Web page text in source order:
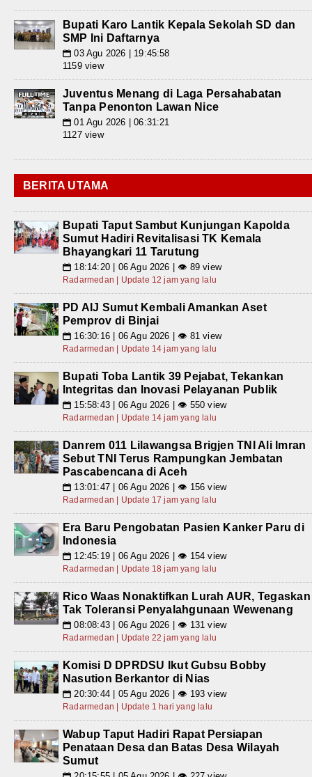
Bupati Karo Lantik Kepala Sekolah SD dan
SMP Ini Daftarnya
📅 03 Agu 2026 | 19:45:58
1159 view
Juventus Menang di Laga Persahabatan
Tanpa Penonton Lawan Nice
📅 01 Agu 2026 | 06:31:21
1127 view
BERITA UTAMA
Bupati Taput Sambut Kunjungan Kapolda
Sumut Hadiri Revitalisasi TK Kemala
Bhayangkari 11 Tarutung
📅 18:14:20 | 06 Agu 2026 | 👁 89 view
Radarmedan | Update 12 jam yang lalu
PD AIJ Sumut Kembali Amankan Aset
Pemprov di Binjai
📅 16:30:16 | 06 Agu 2026 | 👁 81 view
Radarmedan | Update 14 jam yang lalu
Bupati Toba Lantik 39 Pejabat, Tekankan
Integritas dan Inovasi Pelayanan Publik
📅 15:58:43 | 06 Agu 2026 | 👁 550 view
Radarmedan | Update 14 jam yang lalu
Danrem 011 Lilawangsa Brigjen TNI Ali Imran
Sebut TNI Terus Rampungkan Jembatan
Pascabencana di Aceh
📅 13:01:47 | 06 Agu 2026 | 👁 156 view
Radarmedan | Update 17 jam yang lalu
Era Baru Pengobatan Pasien Kanker Paru di
Indonesia
📅 12:45:19 | 06 Agu 2026 | 👁 154 view
Radarmedan | Update 18 jam yang lalu
Rico Waas Nonaktifkan Lurah AUR, Tegaskan
Tak Toleransi Penyalahgunaan Wewenang
📅 08:08:43 | 06 Agu 2026 | 👁 131 view
Radarmedan | Update 22 jam yang lalu
Komisi D DPRDSU Ikut Gubsu Bobby
Nasution Berkantor di Nias
📅 20:30:44 | 05 Agu 2026 | 👁 193 view
Radarmedan | Update 1 hari yang lalu
Wabup Taput Hadiri Rapat Persiapan
Penataan Desa dan Batas Desa Wilayah
Sumut